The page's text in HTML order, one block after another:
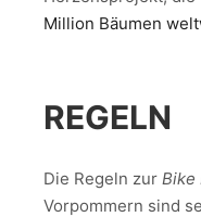
Million Bäumen
REGELN
Die Regeln zur Bike
Vorpommern sind